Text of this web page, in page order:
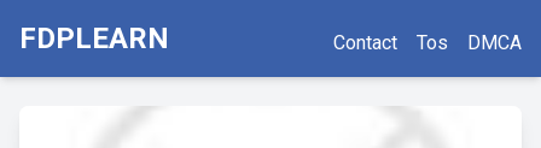
FDPLEARN Contact Tos DMCA